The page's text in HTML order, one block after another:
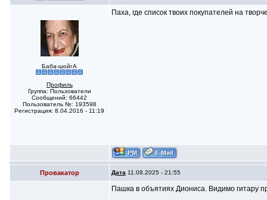
Баба-шойгА
Профиль
Группа: Пользователи
Сообщений: 66442
Пользователь №: 193598
Регистрация: 8.04.2016 - 11:19
Паха, где список твоих покупателей на
Провакатор Дата 11.08.2025 - 21:55
Пашка в объятиях Диониса. Видимо гитару